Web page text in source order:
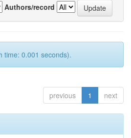
Authors/record
time: 0.001 seconds).
previous 1 next